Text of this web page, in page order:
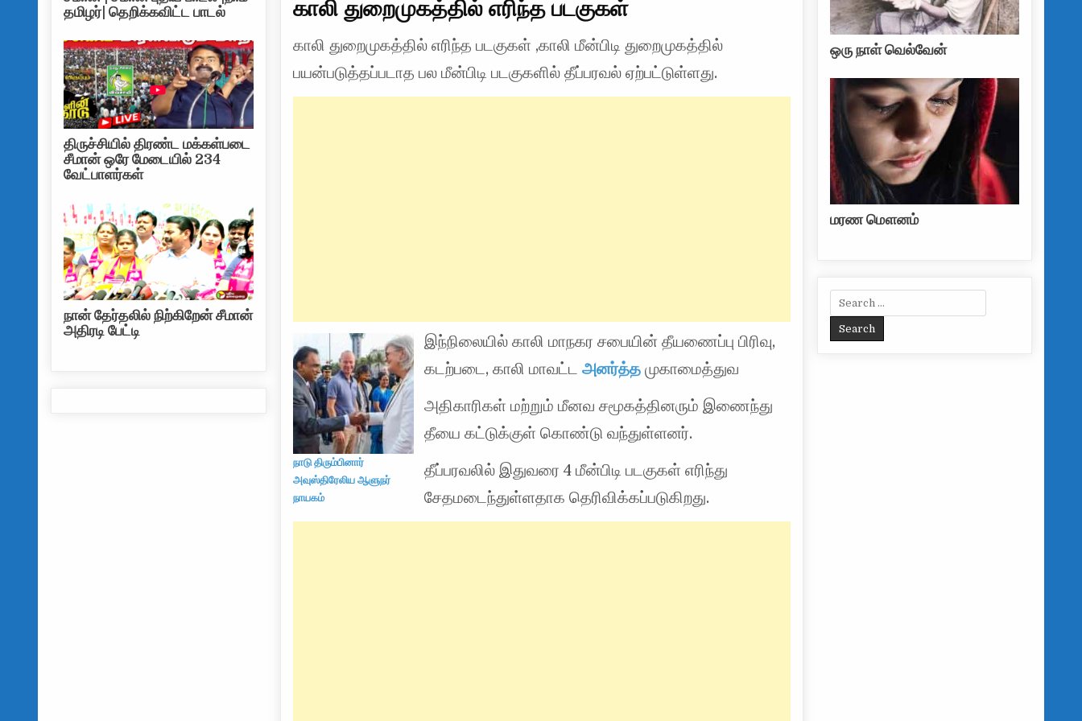
காலி துறைமுகத்தில் எரிந்த படகுகள்
காலி துறைமுகத்தில் எரிந்த படகுகள் ,காலி மீன்பிடி துறைமுகத்தில்
பயன்படுத்தப்படாத பல மீன்பிடி படகுகளில் தீப்பரவல் ஏற்பட்டுள்ளது.
நாடு திரும்பினார்
அவுஸ்திரேலிய ஆளுநர்
நாயகம்
இந்நிலையில் காலி மாநகர சபையின் தீயணைப்பு பிரிவு,
கடற்படை, காலி மாவட்ட
அனர்த்த முகாமைத்துவ
அதிகாரிகள் மற்றும் மீனவ சமூகத்தினரும் இணைந்து
தீயை கட்டுக்குள் கொண்டு வந்துள்ளனர்.
தீப்பரவலில் இதுவரை 4 மீன்பிடி படகுகள் எரிந்து
சேதமடைந்துள்ளதாக தெரிவிக்கப்படுகிறது.
தமிழர்| தெறிக்கவிட்ட பாடல்
திருச்சியில் திரண்ட மக்கள்படை
சீமான் ஒரே மேடையில் 234
வேட்பாளர்கள்
நான் தேர்தலில் நிற்கிறேன் சீமான்
அதிரடி பேட்டி
ஒரு நாள் வெல்வேன்
மரண மௌனம்
Search for: